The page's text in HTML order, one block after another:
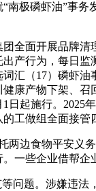
磷虾油”事务
面开展品牌清
产行为，每日
（17）磷虾
康产物下架、
起施行。2025
工做组全面接管
边食物平安义
一些企业借帮
题。涉嫌违法